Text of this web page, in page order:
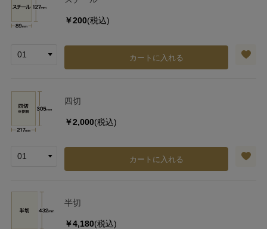
￥200(税込)
カートに入れる
四切
￥2,000(税込)
カートに入れる
半切
￥4,180(税込)